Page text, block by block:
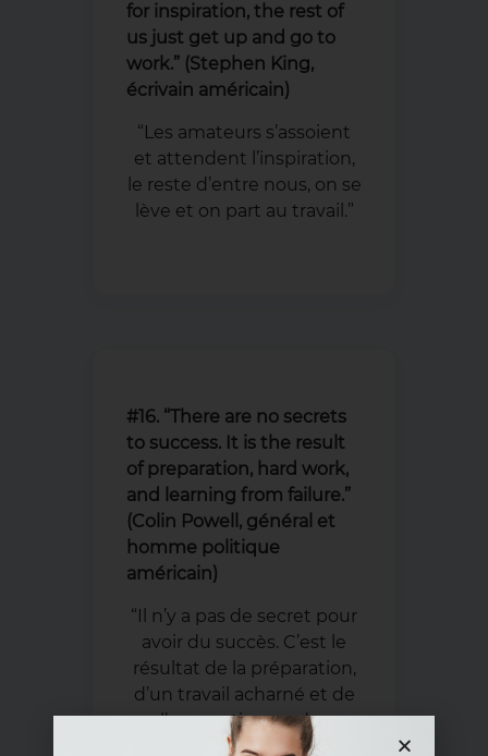
for inspiration, the rest of
us just get up and go to
work.” (Stephen King,
écrivain américain)
“Les amateurs s’assoient
et attendent l’inspiration,
le reste d’entre nous, on se
lève et on part au travail.”
#16. “There are no secrets
to success. It is the result
of preparation, hard work,
and learning from failure.”
(Colin Powell, général et
homme politique
américain)
“Il n’y a pas de secret pour
avoir du succès. C’est le
résultat de la préparation,
d’un travail acharné et de
l’apprentissage des
échecs.”